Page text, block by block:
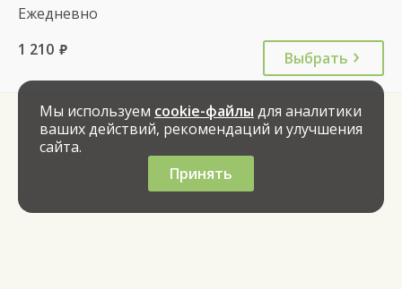
Ежедневно
1 210 руб. Выбрать
Мы используем cookie-файлы для аналитики
ваших действий, рекомендаций и улучшения
сайта.
Принять